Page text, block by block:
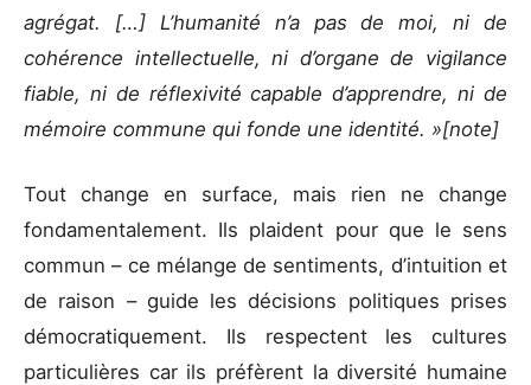
agrégat. […] L’humanité n’a pas de moi, ni de
cohérence intellectuelle, ni d’organe de vigilance
fiable, ni de réflexivité capable d’apprendre, ni de
mémoire commune qui fonde une identité. »[note]
Tout change en surface, mais rien ne change
fondamentalement. Ils plaident pour que le sens
commun – ce mélange de sentiments, d’intuition et
de raison – guide les décisions politiques prises
démocratiquement. Ils respectent les cultures
particulières car ils préfèrent la diversité humaine